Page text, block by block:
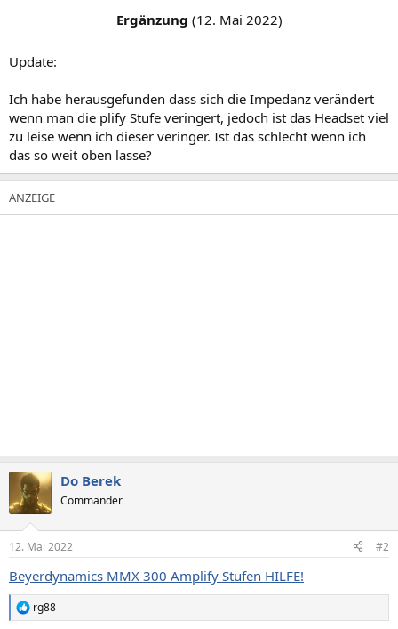
Ergänzung (12. Mai 2022)
Update:
Ich habe herausgefunden dass sich die Impedanz verändert
wenn man die plify Stufe veringert, jedoch ist das Headset viel
zu leise wenn ich dieser veringer. Ist das schlecht wenn ich
das so weit oben lasse?
Do Berek
Commander
12. Mai 2022 #2
Beyerdynamics MMX 300 Amplify Stufen HILFE!
R
rg88